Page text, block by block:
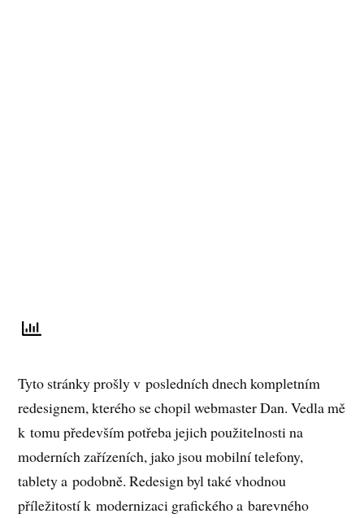
Tyto stránky prošly v posledních dnech kompletním
redesignem, kterého se chopil webmaster Dan. Vedla mě
k tomu především potřeba jejich použitelnosti na
moderních zařízeních, jako jsou mobilní telefony,
tablety a podobně. Redesign byl také vhodnou
příležitostí k modernizaci grafického a barevného